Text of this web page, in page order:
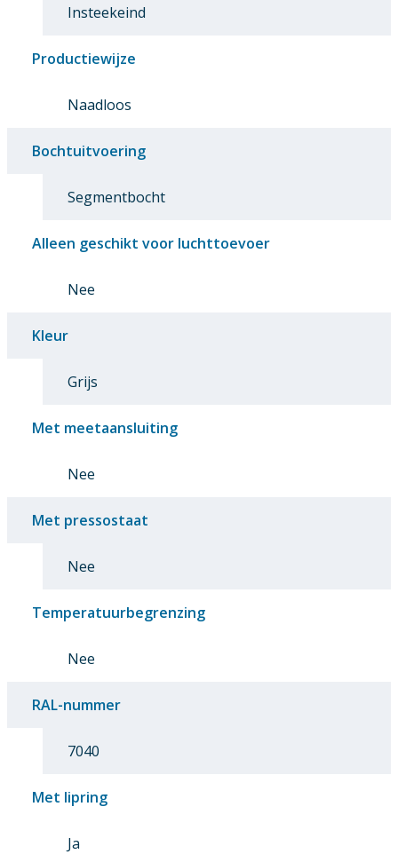
Insteekeind
Productiewijze
Naadloos
Bochtuitvoering
Segmentbocht
Alleen geschikt voor luchttoevoer
Nee
Kleur
Grijs
Met meetaansluiting
Nee
Met pressostaat
Nee
Temperatuurbegrenzing
Nee
RAL-nummer
7040
Met lipring
Ja